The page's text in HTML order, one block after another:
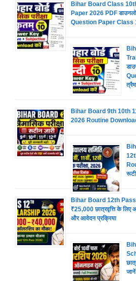
Bihar Board Class
Paper 2026 PDF
Question Paper Class
Bihar Board 9th 10th
2026 Routine
Bihar Board 12th
₹25,000 छात्रवृत्ति के लिए
और आवेदन प्रक्रिया